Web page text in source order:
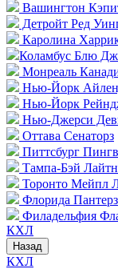
Вашингтон
Детройт Ред
Каролина
Коламбус Блю
Монреаль
Нью-Йорк
Нью-Йорк
Нью-Джерси
Оттава Сенаторз
Питтсбург
Тампа-Бэй
Торонто Мейпл
Флорида Пантерз
Филадельфия
КХЛ
Назад
КХЛ